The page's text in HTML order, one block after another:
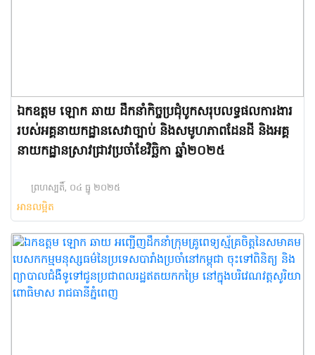
ឯកឧត្តម ឡោក ឆាយ ដឹកនាំកិច្ចប្រជុំបូកសរុបលទ្ធផលការងារ
របស់អគ្គនាយកដ្ឋានសេវាច្បាប់ និងសមូហភាពដែនដី និងអគ្គ
នាយកដ្ឋានស្រាវជ្រាវប្រចាំខែវិច្ឆិកា ឆ្នាំ២០២៥
ព្រហស្បតិ៍, ០៤ ធ្នូ ២០២៥
អានលម្អិត